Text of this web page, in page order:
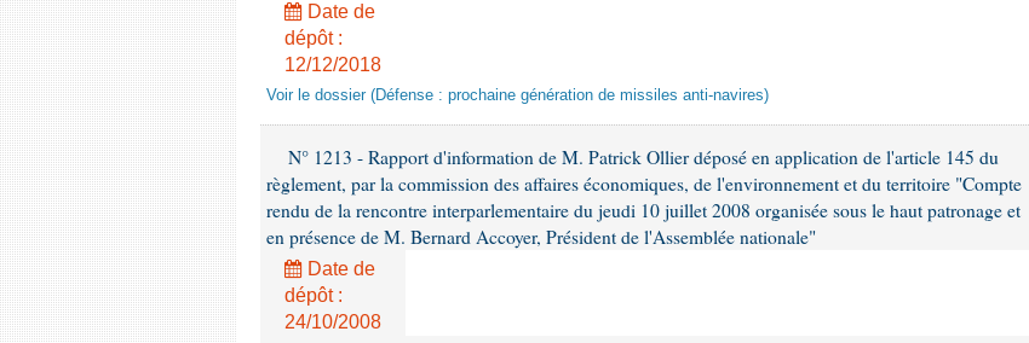
Date de
dépôt :
12/12/2018
Voir le dossier (Défense : prochaine génération de missiles anti-navires)
N° 1213 - Rapport d'information de M. Patrick Ollier déposé en application de l'article 145 du
règlement, par la commission des affaires économiques, de l'environnement et du territoire "Compte
rendu de la rencontre interparlementaire du jeudi 10 juillet 2008 organisée sous le haut patronage et
en présence de M. Bernard Accoyer, Président de l'Assemblée nationale"
Date de
dépôt :
24/10/2008